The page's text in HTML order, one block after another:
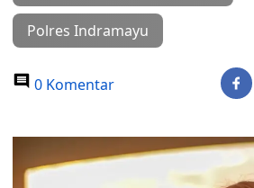
Polres Indramayu
0 Komentar